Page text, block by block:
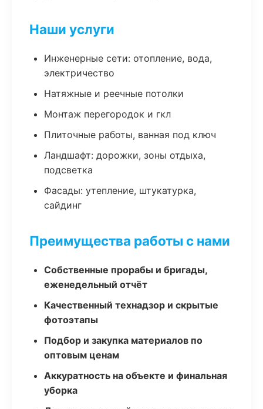
Наши услуги
Инженерные сети: отопление, вода,
электричество
Натяжные и реечные потолки
Монтаж перегородок и гкл
Плиточные работы, ванная под ключ
Ландшафт: дорожки, зоны отдыха,
подсветка
Фасады: утепление, штукатурка,
сайдинг
Преимущества работы с нами
Собственные прорабы и бригады,
еженедельный отчёт
Качественный технадзор и скрытые
фотоэтапы
Подбор и закупка материалов по
оптовым ценам
Аккуратность на объекте и финальная
уборка